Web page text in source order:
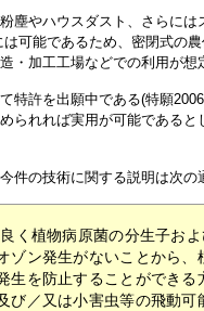
塵やハウスダスト、さらに
可能であるため、密閉式の
・加工工場などでの利用が想
特許を出願中である(特願
られれば実用が可能であると
件の技術に関する説明は次の
く植物病原菌の分生子お
ゾン発生がないことから、
生を防止することができる
び／又は小害虫等の飛動可